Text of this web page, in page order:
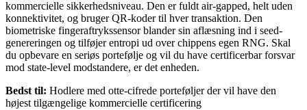
kommercielle sikkerhedsniveau. Den er fuldt air-gapped, helt uden
konnektivitet, og bruger QR-koder til hver transaktion. Den
biometriske fingeraftrykssensor blander sin aflæsning ind i seed-
genereringen og tilføjer entropi ud over chippens egen RNG. Skal
du opbevare en seriøs portefølje og vil du have certificerbar forsvar
mod state-level modstandere, er det enheden.
Bedst til: Hodlere med otte-cifrede porteføljer der vil have den
højest tilgængelige kommercielle certificering